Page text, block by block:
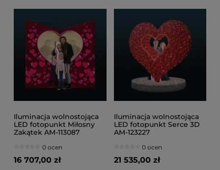
Iluminacja wolnostojąca
LED fotopunkt Miłosny
Zakątek AM-113087
0 ocen
16 707,00 zł
Iluminacja wolnostojąca
LED fotopunkt Serce 3D
AM-123227
0 ocen
21 535,00 zł